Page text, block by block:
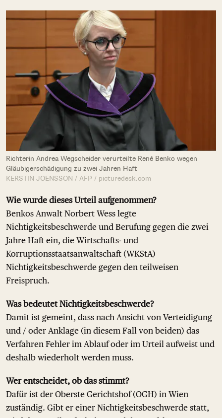
Richterin Andrea Wegscheider verurteilte René Benko wegen
Gläubigerschädigung zu zwei Jahren Haft
KERSTIN JOENSSON / AFP / picturedesk.com
Wie wurde dieses Urteil aufgenommen?
Benkos Anwalt Norbert Wess legte
Nichtigkeitsbeschwerde und Berufung gegen die zwei
Jahre Haft ein, die Wirtschafts- und
Korruptionsstaatsanwaltschaft (WKStA)
Nichtigkeitsbeschwerde gegen den teilweisen
Freispruch.
Was bedeutet Nichtigkeitsbeschwerde?
Damit ist gemeint, dass nach Ansicht von Verteidigung
und / oder Anklage (in diesem Fall von beiden) das
Verfahren Fehler im Ablauf oder im Urteil aufweist und
deshalb wiederholt werden muss.
Wer entscheidet, ob das stimmt?
Dafür ist der Oberste Gerichtshof (OGH) in Wien
zuständig. Gibt er einer Nichtigkeitsbeschwerde statt,